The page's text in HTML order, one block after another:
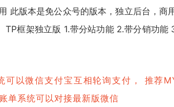
此版本是免公众号的版本，独立后台，商
框架独立版 1.带分站功能 2.带分销功能
可以微信支付宝互相轮询支付， 推荐
单系统可以对接最新版微信